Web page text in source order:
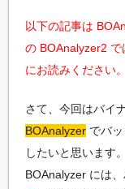
以下の記事は
の BOAnalyzer2
にお読みください。
さて、今回はバイ
BOAnalyzer でバ
したいと思います。
BOAnalyzer には